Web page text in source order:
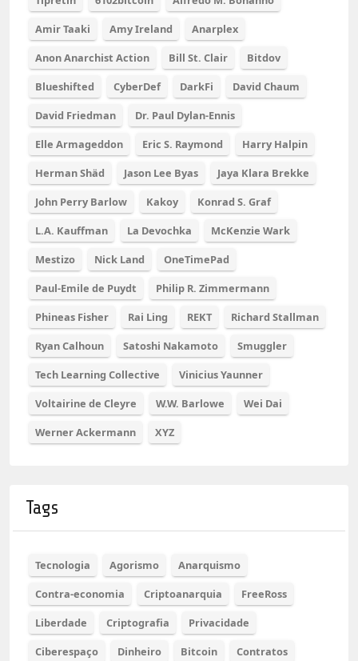
Amir Taaki
Amy Ireland
Anarplex
Anon Anarchist Action
Bill St. Clair
Bitdov
Blueshifted
CyberDef DarkFi
David Chaum
David Friedman
Dr. Paul Dylan-Ennis
Elle Armageddon
Eric S. Raymond
Harry Halpin
Herman Shäd
Jason Lee Byas
Jaya Klara Brekke
John Perry Barlow
Kakoy
Konrad S. Graf
L.A. Kauffman
La Devochka
McKenzie Wark
Mestizo
Nick Land
OneTimePad
Paul-Emile de Puydt
Philip R. Zimmermann
Phineas Fisher
Rai Ling REKT
Richard Stallman
Ryan Calhoun
Satoshi Nakamoto
Smuggler
Tech Learning Collective
Vinicius Yaunner
Voltairine de Cleyre
W.W. Barlowe
Wei Dai
Werner Ackermann
XYZ
Tags
Tecnologia Agorismo
Anarquismo
Contra-economia
Criptoanarquia
FreeRoss
Liberdade
Criptografia
Privacidade
Ciberespaço
Dinheiro Bitcoin Contratos